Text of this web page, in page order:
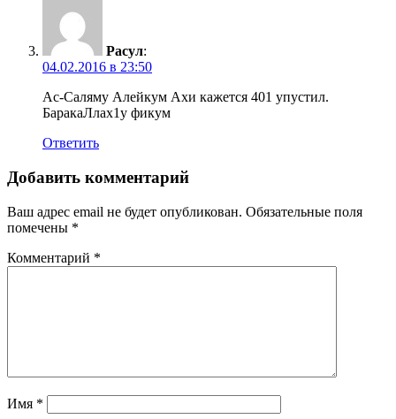
Расул:
04.02.2016 в 23:50
Ас-Саляму Алейкум Ахи кажется 401 упустил.
БаракаЛлах1у фикум
Ответить
Добавить комментарий
Ваш адрес email не будет опубликован. Обязательные поля
помечены *
Комментарий *
Имя *